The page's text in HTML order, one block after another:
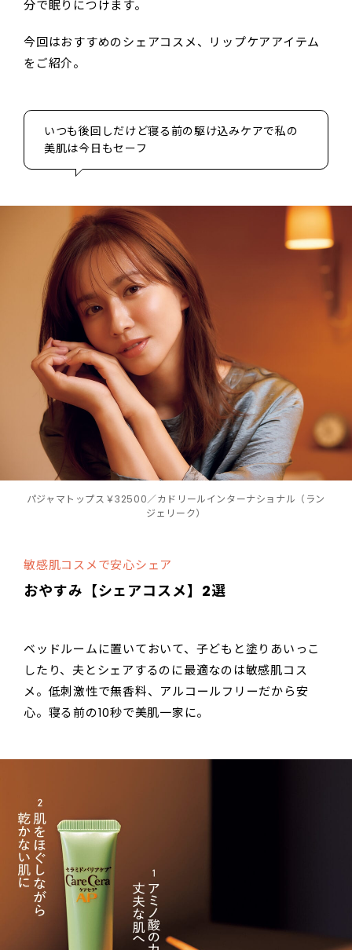
分で眠りにつけます。
今回はおすすめのシェアコスメ、リップケアアイテム
をご紹介。
いつも後回しだけど寝る前の駆け込みケアで私の
美肌は今日もセーフ
パジャマトップス￥32500／カドリールインターナショナル（ラン
ジェリーク）
敏感肌コスメで安心シェア
おやすみ【シェアコスメ】2選
ベッドルームに置いておいて、子どもと塗りあいっこ
したり、夫とシェアするのに最適なのは敏感肌コス
メ。低刺激性で無香料、アルコールフリーだから安
心。寝る前の10秒で美肌一家に。